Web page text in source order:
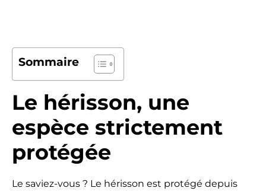
Sommaire
Le hérisson, une
espèce strictement
protégée
Le saviez-vous ? Le hérisson est protégé depuis